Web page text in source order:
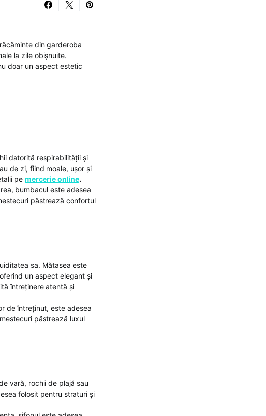
din garderoba
la zile obișnuite.
doar un aspect estetic
datorită respirabilității și
de zi, fiind moale, ușor și
pe mercerie online.
bumbacul este adesea
păstrează confortul
sa. Mătasea este
un aspect elegant și
întreținere atentă și
de întreținut, este adesea
păstrează luxul
vară, rochii de plajă sau
folosit pentru straturi și